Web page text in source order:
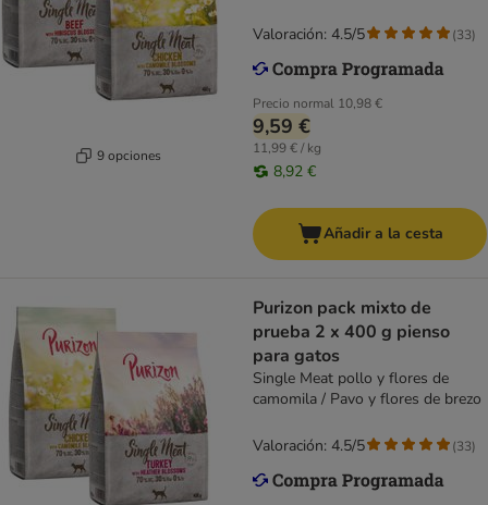
9 opciones
Precio normal 10,98 €
9,59 €
11,99 € / kg
8,92 €
Valoración: 4.5/5 (33)
Añadir a la cesta
Purizon pack mixto de
prueba 2 x 400 g pienso
para gatos
Single Meat pollo y flores de
camomila / Pavo y flores de brezo
Valoración: 4.5/5 (33)